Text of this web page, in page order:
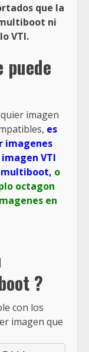
que la
ni
VTI.
puede
imagen
es
imagenes
VTI
o
octagon
en
?
con los
imagen que